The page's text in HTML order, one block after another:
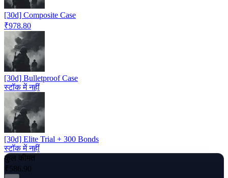
[30d] Composite Case
₹978.80
[30d] Bulletproof Case
स्टॉक में नहीं
[30d] Elite Trial + 300 Bonds
स्टॉक में नहीं
कुल कीमत
₹586.90